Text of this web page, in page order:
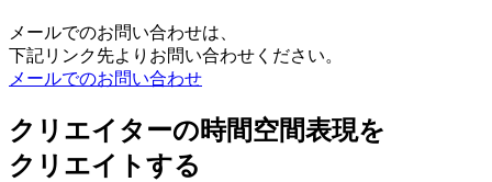
メールでのお問い合わせは、
下記リンク先よりお問い合わせください。
メールでのお問い合わせ
クリエイターの時間空間表現を
クリエイトする